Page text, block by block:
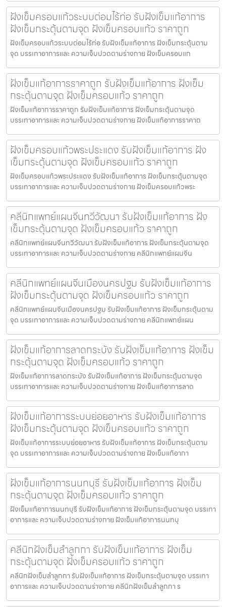
ฝังเข็มครอบแก้วระบบต่อมไร้ท่อ รับฝังเข็มแก้อาการ
ฝังเข็มกระตุ้นตามจุด ฝังเข็มครอบแก้ว ราคาถูก
ฝังเข็มครอบแก้วระบบต่อมไร้ท่อ รับฝังเข็มแก้อาการ ฝังเข็มกระตุ้นตาม
จุด บรรเทาอาการและ ความเจ็บปวดตามร่างกาย ฝังเข็มครอบแก
ฝังเข็มแก้อาการราคาถูก รับฝังเข็มแก้อาการ ฝังเข็ม
กระตุ้นตามจุด ฝังเข็มครอบแก้ว ราคาถูก
ฝังเข็มแก้อาการราคาถูก รับฝังเข็มแก้อาการ ฝังเข็มกระตุ้นตามจุด
บรรเทาอาการและ ความเจ็บปวดตามร่างกาย ฝังเข็มแก้อาการราคาถ
ฝังเข็มครอบแก้วพระประแดง รับฝังเข็มแก้อาการ ฝัง
เข็มกระตุ้นตามจุด ฝังเข็มครอบแก้ว ราคาถูก
ฝังเข็มครอบแก้วพระประแดง รับฝังเข็มแก้อาการ ฝังเข็มกระตุ้นตามจุด
บรรเทาอาการและ ความเจ็บปวดตามร่างกาย ฝังเข็มครอบแก้วพระ
คลีนิกแพทย์แผนจีนทวีวัฒนา รับฝังเข็มแก้อาการ ฝัง
เข็มกระตุ้นตามจุด ฝังเข็มครอบแก้ว ราคาถูก
คลีนิกแพทย์แผนจีนทวีวัฒนา รับฝังเข็มแก้อาการ ฝังเข็มกระตุ้นตามจุด
บรรเทาอาการและ ความเจ็บปวดตามร่างกาย คลีนิกแพทย์แผนจีน
คลีนิกแพทย์แผนจีนเมืองนครปฐม รับฝังเข็มแก้อาการ
ฝังเข็มกระตุ้นตามจุด ฝังเข็มครอบแก้ว ราคาถูก
คลีนิกแพทย์แผนจีนเมืองนครปฐม รับฝังเข็มแก้อาการ ฝังเข็มกระตุ้นตาม
จุด บรรเทาอาการและ ความเจ็บปวดตามร่างกาย คลีนิกแพทย์แผน
ฝังเข็มแก้อาการลาดกระบัง รับฝังเข็มแก้อาการ ฝังเข็ม
กระตุ้นตามจุด ฝังเข็มครอบแก้ว ราคาถูก
ฝังเข็มแก้อาการลาดกระบัง รับฝังเข็มแก้อาการ ฝังเข็มกระตุ้นตามจุด
บรรเทาอาการและ ความเจ็บปวดตามร่างกาย ฝังเข็มแก้อาการลาด
ฝังเข็มแก้อาการระบบย่อยอาหาร รับฝังเข็มแก้อาการ
ฝังเข็มกระตุ้นตามจุด ฝังเข็มครอบแก้ว ราคาถูก
ฝังเข็มแก้อาการระบบย่อยอาหาร รับฝังเข็มแก้อาการ ฝังเข็มกระตุ้นตาม
จุด บรรเทาอาการและ ความเจ็บปวดตามร่างกาย ฝังเข็มแก้อากา
ฝังเข็มแก้อาการนนทบุรี รับฝังเข็มแก้อาการ ฝังเข็ม
กระตุ้นตามจุด ฝังเข็มครอบแก้ว ราคาถูก
ฝังเข็มแก้อาการนนทบุรี รับฝังเข็มแก้อาการ ฝังเข็มกระตุ้นตามจุด บรรเทา
อาการและ ความเจ็บปวดตามร่างกาย ฝังเข็มแก้อาการนนทบุ
คลีนิกฝังเข็มลำลูกกา รับฝังเข็มแก้อาการ ฝังเข็ม
กระตุ้นตามจุด ฝังเข็มครอบแก้ว ราคาถูก
คลีนิกฝังเข็มลำลูกกา รับฝังเข็มแก้อาการ ฝังเข็มกระตุ้นตามจุด บรรเทา
อาการและ ความเจ็บปวดตามร่างกาย คลีนิกฝังเข็มลำลูกกา ร